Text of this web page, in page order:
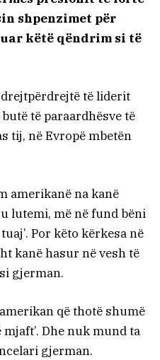
shpenzimet për
këtë qëndrim si të
të liderit
të paraardhësve të
tij, në Evropë mbetën
amerikanë na kanë
lutemi, më në fund bëni
Por këto kërkesa në
kanë hasur në vesh të
gjerman.
që thotë shumë
Dhe nuk mund ta
gjerman.